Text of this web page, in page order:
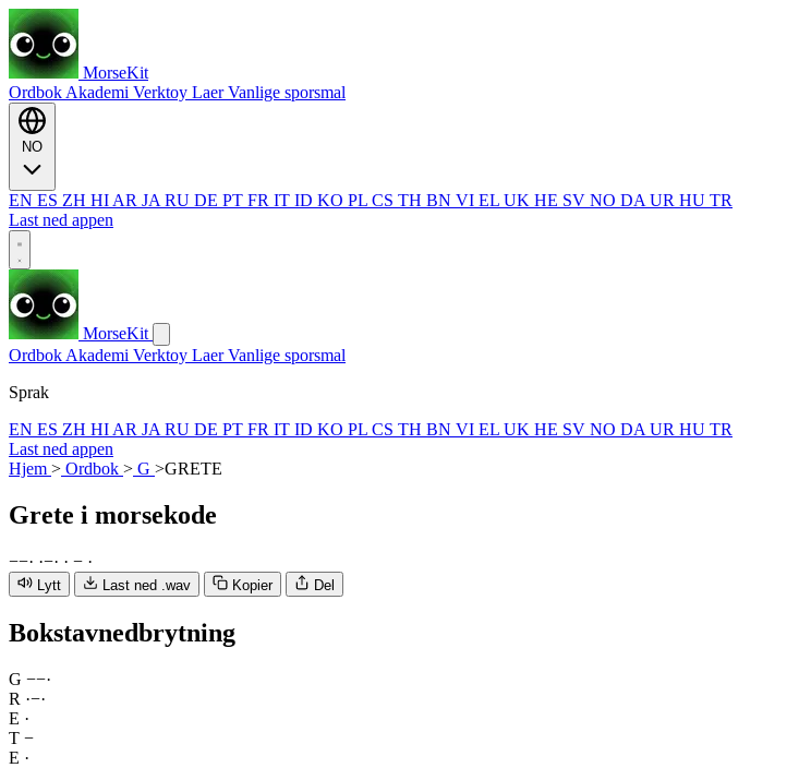
MorseKit
Ordbok Akademi Verktoy LaerVanlige sporsmal
EN ES ZH HI AR JA RU DE PT FR IT ID KO PL CS TH BN VI EL UK HE SV NO DA UR HU TR
Last ned appen
MorseKit
Ordbok Akademi Verktoy LaerVanlige sporsmal
Sprak
EN ES ZH HI AR JA RU DE PT FR IT ID KO PL CS TH BN VI EL UK HE SV NO DA UR HU TR
Last ned appen
Hjem > Ordbok > G >GRETE
Grete i morsekode
−−· ·−· · − ·
Lytt Last ned .wav Kopier Del
Bokstavnedbrytning
G −−·
R ·−·
E ·
T −
E ·